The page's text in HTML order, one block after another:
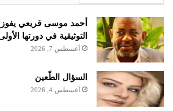
أحمد موسى قريعي يفوز
التوثيقية في دورتها
أغسطس 7, 2026
السؤال الطّعين
أغسطس 4, 2026